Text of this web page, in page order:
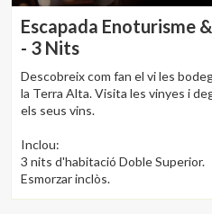
Escapada Enoturisme
- 3 Nits
Descobreix com fan el vi les
la Terra Alta. Visita les vinyes i
els seus vins.
Inclou:
3 nits d'habitació Doble Superior.
Esmorzar inclòs.
1 Sopar Gourmet amb degustació